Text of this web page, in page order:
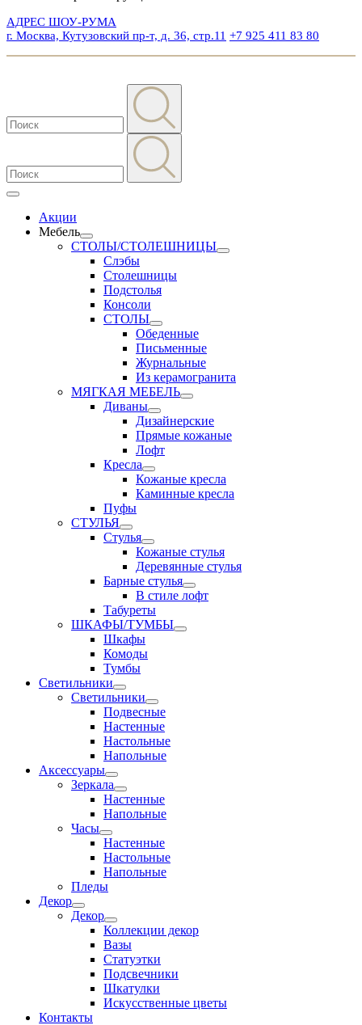
АДРЕС ШОУ-РУМА
г. Москва, Кутузовский пр-т, д. 36, стр.11 +7 925 411 83 80
Акции
Мебель
СТОЛЫ/СТОЛЕШНИЦЫ
Слэбы
Столешницы
Подстолья
Консоли
СТОЛЫ
Обеденные
Письменные
Журнальные
Из керамогранита
МЯГКАЯ МЕБЕЛЬ
Диваны
Дизайнерские
Прямые кожаные
Лофт
Кресла
Кожаные кресла
Каминные кресла
Пуфы
СТУЛЬЯ
Стулья
Кожаные стулья
Деревянные стулья
Барные стулья
В стиле лофт
Табуреты
ШКАФЫ/ТУМБЫ
Шкафы
Комоды
Тумбы
Светильники
Светильники
Подвесные
Настенные
Настольные
Напольные
Аксессуары
Зеркала
Настенные
Напольные
Часы
Настенные
Настольные
Напольные
Пледы
Декор
Декор
Коллекции декор
Вазы
Статуэтки
Подсвечники
Шкатулки
Искусственные цветы
Контакты